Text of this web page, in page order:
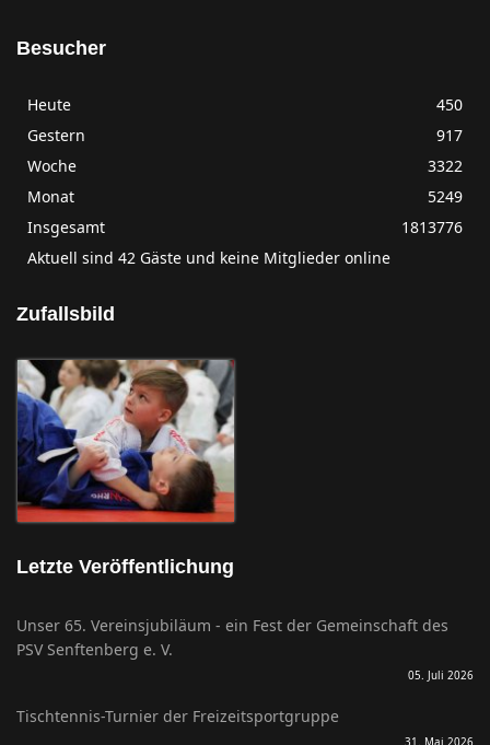
Besucher
Heute
450
Gestern
917
Woche
3322
Monat
5249
Insgesamt
1813776
Aktuell sind 42 Gäste und keine Mitglieder online
Zufallsbild
Letzte Veröffentlichung
Unser 65. Vereinsjubiläum - ein Fest der Gemeinschaft des
PSV Senftenberg e. V.
05. Juli 2026
Tischtennis-Turnier der Freizeitsportgruppe